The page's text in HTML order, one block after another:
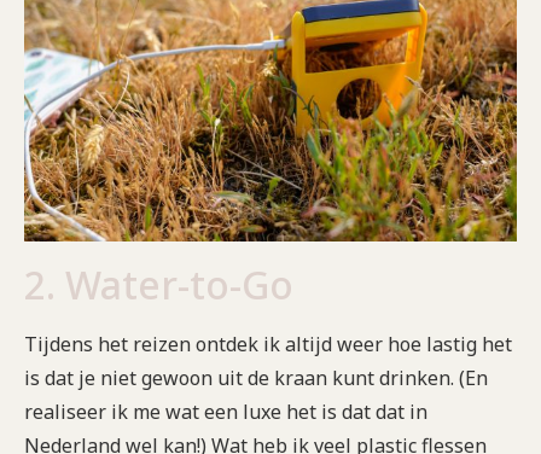
2. Water-to-Go
Tijdens het reizen ontdek ik altijd weer hoe lastig het
is dat je niet gewoon uit de kraan kunt drinken. (En
realiseer ik me wat een luxe het is dat dat in
Nederland wel kan!) Wat heb ik veel plastic flessen